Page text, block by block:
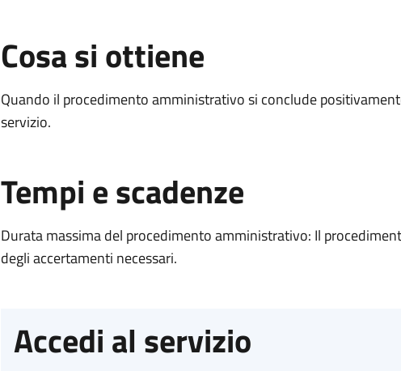
Cosa si ottiene
Quando il procedimento amministrativo si conclude
servizio.
Tempi e scadenze
Durata massima del procedimento amministrativo: Il
degli accertamenti necessari.
Accedi al servizio